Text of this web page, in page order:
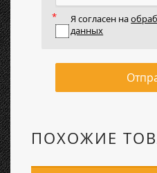
Я согласен на
данных
ПОХОЖИЕ